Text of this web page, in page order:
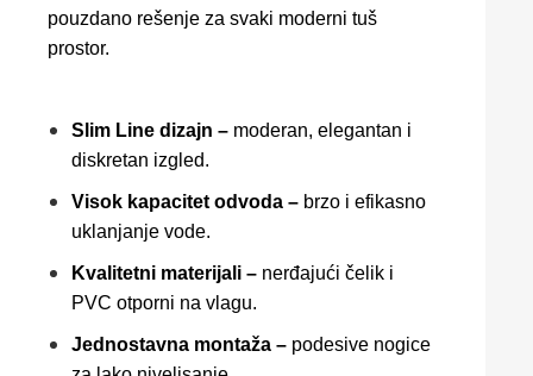
pouzdano rešenje za svaki moderni tuš
prostor.
Slim Line dizajn – moderan, elegantan i
diskretan izgled.
Visok kapacitet odvoda – brzo i efikasno
uklanjanje vode.
Kvalitetni materijali – nerđajući čelik i
PVC otporni na vlagu.
Jednostavna montaža – podesive nogice